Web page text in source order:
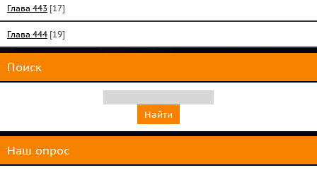
Глава 443 [17]
Глава 444 [19]
Поиск
Наш опрос